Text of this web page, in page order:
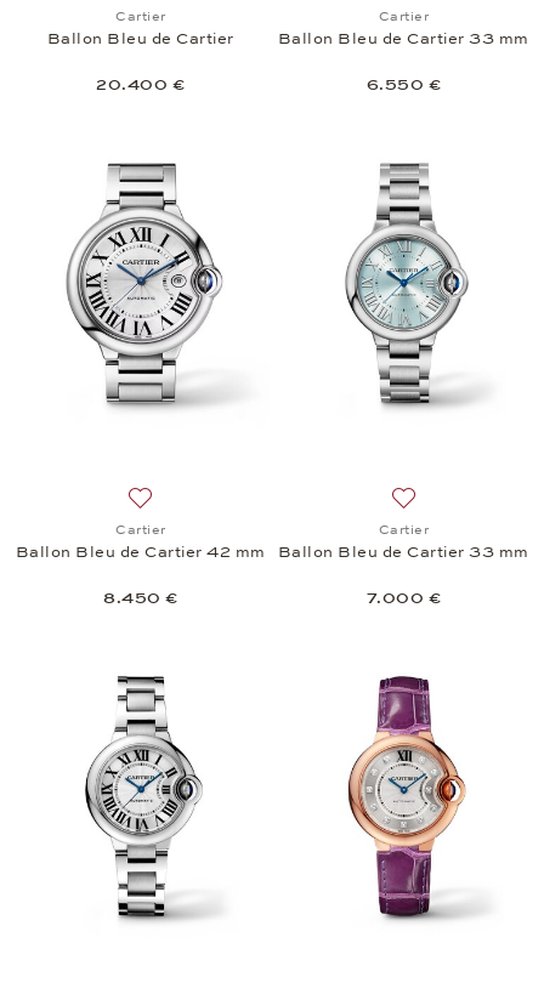
Cartier
Ballon Bleu de Cartier
20.400 €
Cartier
Ballon Bleu de Cartier 33 mm
6.550 €
Cartier
Ballon Bleu de Cartier 42 mm
8.450 €
Cartier
Ballon Bleu de Cartier 33 mm
7.000 €